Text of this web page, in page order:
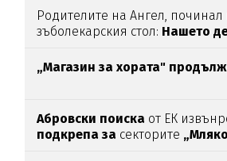
Родителите на Ангел, починал
зъболекарския стол: Нашето
антидотътнаупойката
„Магазин за хората"
Абровски поиска от ЕК
подкрепа за секторите